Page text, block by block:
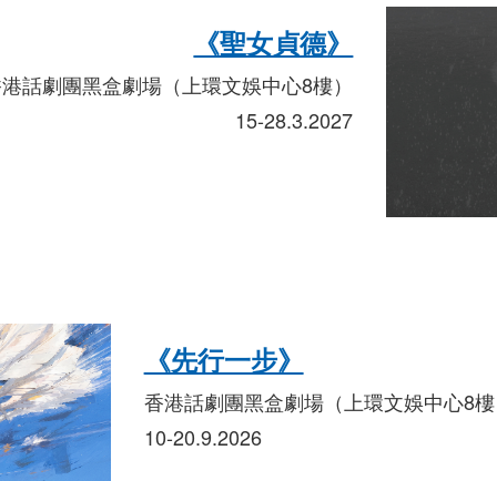
《聖女貞德》
話劇團黑盒劇場（上環文娛中心8樓）
15-28.3.2027
《先行一步》
香港話劇團黑盒劇場（上環文娛中心8
10-20.9.2026